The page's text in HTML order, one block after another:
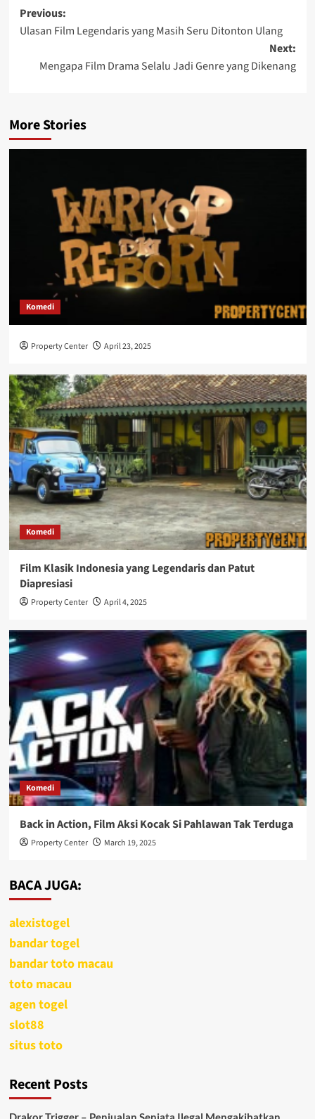
Post
navigation
Previous:
Ulasan Film Legendaris yang Masih Seru Ditonton Ulang
Next:
Mengapa Film Drama Selalu Jadi Genre yang Dikenang
More Stories
Komedi
Property Center April 23, 2025
Komedi
Film Klasik Indonesia yang Legendaris dan Patut
Diapresiasi
Property Center April 4, 2025
Komedi
Back in Action, Film Aksi Kocak Si Pahlawan Tak Terduga
Property Center March 19, 2025
BACA JUGA:
alexistogel
bandar togel
bandar toto macau
toto macau
agen togel
slot88
situs toto
Recent Posts